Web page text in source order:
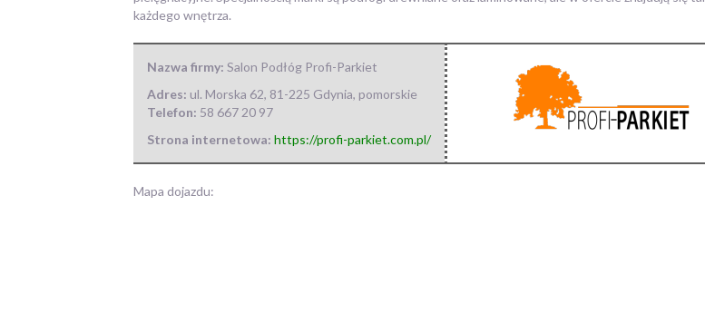
każdego wnętrza.
Nazwa firmy: Salon Podłóg Profi-Parkiet
Adres: ul. Morska 62, 81-225 Gdynia, pomorskie
Telefon: 58 667 20 97
Strona internetowa: https://profi-parkiet.com.pl/
Mapa dojazdu: